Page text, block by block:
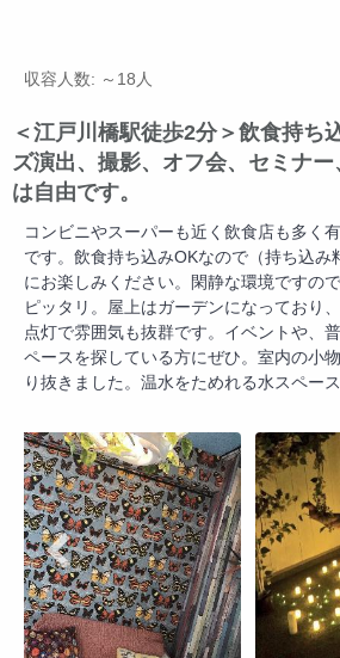
収容人数: ～18人
＜江戸川橋駅徒歩2分＞飲食持ち
ズ演出、撮影、オフ会、セミナ
は自由です。
コンビニやスーパーも近く飲食店も多く
です。飲食持ち込みOKなので（持ち込み
にお楽しみください。閑静な環境ですの
ピッタリ。屋上はガーデンになっており
点灯で雰囲気も抜群です。イベントや、
ペースを探している方にぜひ。室内の小
り抜きました。温水をためれる水スペース